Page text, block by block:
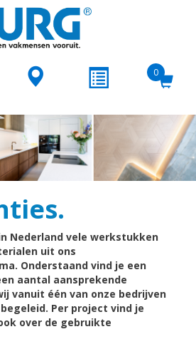
0
Nederland vele werkstukken
uit ons
Onderstaand vind je een
aantal aansprekende
vanuit één van onze bedrijven
Per project vind je
over de gebruikte